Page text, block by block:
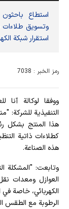
استطاع
استقرار شبكة
رمز الخبر : 7038
ووفقا لوكالة آنا
هذا المنتج بشكل
كطلاءات ذاتية
هذه الصناعة.
وتابعت: "المشكلة
العوازل ومعدات
الكهربائي، خاصة في
الرطوبة مع الطقس